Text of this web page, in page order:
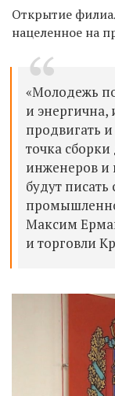
Открытие
нацеленное на
«Молодежь
и энергична,
продвигать
точка
инженеров и
будут
Максим
и торговли